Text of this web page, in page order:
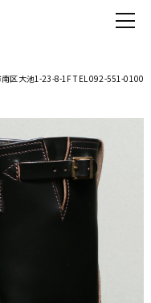
南区大池1-23-8-1F TEL 092-551-0100